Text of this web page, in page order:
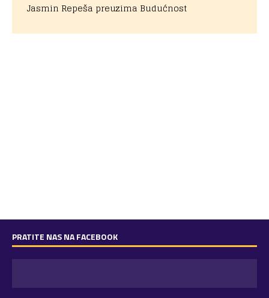
Jasmin Repeša preuzima Budućnost
PRATITE NAS NA FACEBOOK